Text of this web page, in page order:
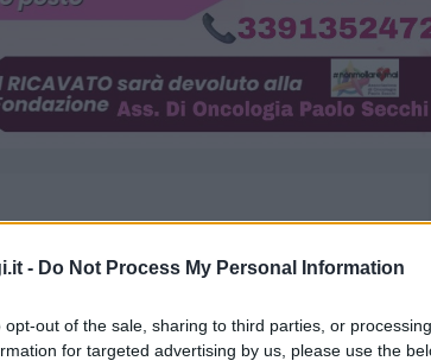
- Do Not Process My Personal Information
opt-out of the sale, sharing to third parties, or
for targeted advertising by us, please use the